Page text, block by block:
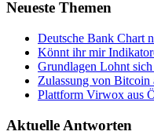
Neueste Themen
Deutsche Bank Chart
Könnt ihr mir
Grundlagen Lohnt
Zulassung von
Plattform Virwox aus
Aktuelle Antworten